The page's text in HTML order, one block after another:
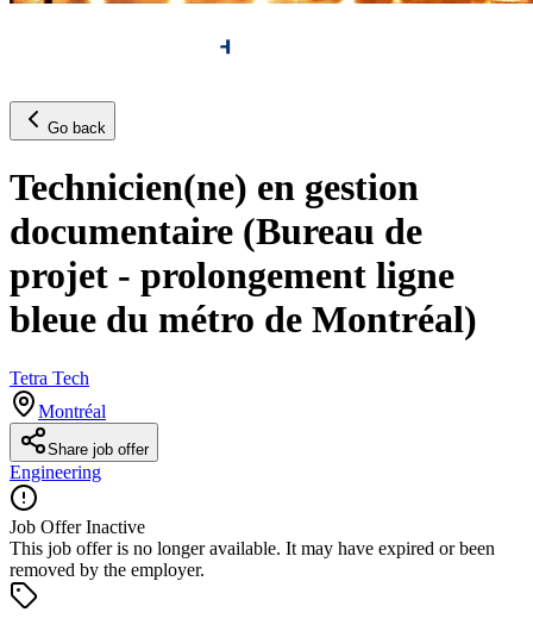
Go back
Technicien(ne) en gestion
documentaire (Bureau de
projet - prolongement ligne
bleue du métro de Montréal)
Tetra Tech
Montréal
Share job offer
Engineering
Job Offer Inactive
This job offer is no longer available. It may have expired or been
removed by the employer.